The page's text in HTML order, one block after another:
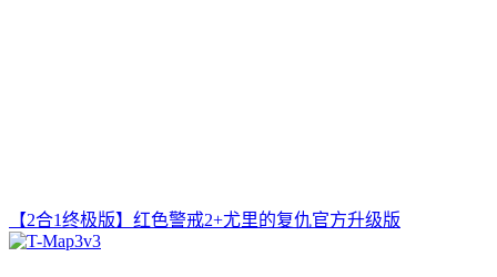
【2合1终极版】红色警戒2+尤里的复仇官方升级版